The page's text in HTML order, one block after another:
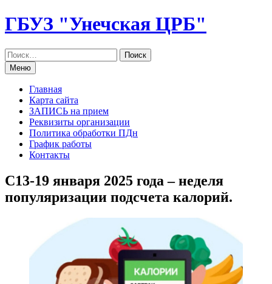
Перейти
к
ГБУЗ "Унечская ЦРБ"
Меню
Главная
Карта сайта
ЗАПИСЬ на прием
Реквизиты организации
Политика обработки ПДн
График работы
Контакты
С13-19 января 2025 года – неделя
популяризации подсчета калорий.